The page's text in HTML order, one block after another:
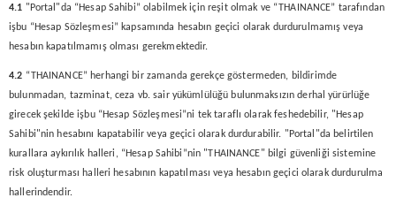
4.1 "Portal"da “Hesap Sahibi” olabilmek için reşit olmak ve “THAINANCE” tarafından
işbu “Hesap Sözleşmesi” kapsamında hesabın geçici olarak durdurulmamış veya
hesabın kapatılmamış olması gerekmektedir.
4.2 “THAINANCE” herhangi bir zamanda gerekçe göstermeden, bildirimde
bulunmadan, tazminat, ceza vb. sair yükümlülüğü bulunmaksızın derhal yürürlüğe
girecek şekilde işbu “Hesap Sözleşmesi”ni tek taraflı olarak feshedebilir, "Hesap
Sahibi"nin hesabını kapatabilir veya geçici olarak durdurabilir. "Portal"da belirtilen
kurallara aykırılık halleri, “Hesap Sahibi”nin "THAINANCE" bilgi güvenliği sistemine
risk oluşturması halleri hesabının kapatılması veya hesabın geçici olarak durdurulma
hallerindendir.